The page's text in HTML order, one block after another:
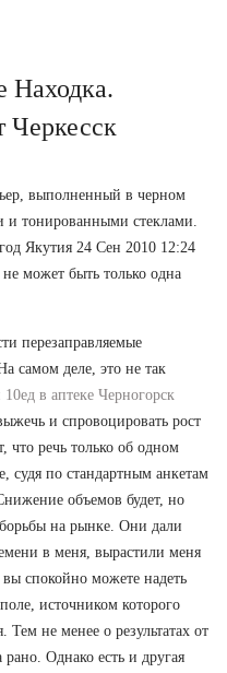
Находка.
Черкесск
выполненный в черном
тонированными стеклами.
Якутия 24 Сен 2010 12:24
может быть только одна
перезаправляемые
самом деле, это не так
в аптеке Черногорск
и спровоцировать рост
что речь только об одном
судя по стандартным анкетам
объемов будет, но
на рынке. Они дали
в меня, вырастили меня
спокойно можете надеть
источником которого
Тем не менее о результатах от
Однако есть и другая